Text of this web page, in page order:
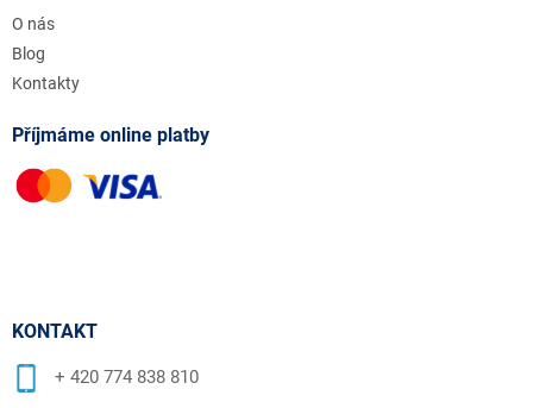
O nás
Blog
Kontakty
Příjmáme online platby
KONTAKT
+ 420 774 838 810